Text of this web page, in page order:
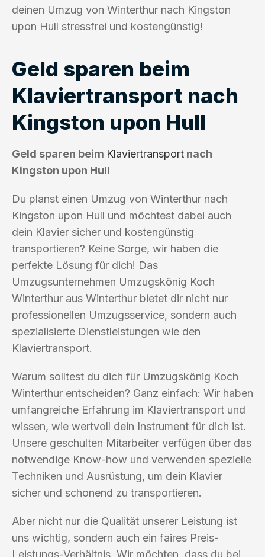
deinen Umzug von Winterthur nach Kingston
upon Hull stressfrei und kostengünstig!
Geld sparen beim
Klaviertransport nach
Kingston upon Hull
Geld sparen beim Klaviertransport nach
Kingston upon Hull
Du planst einen Umzug von Winterthur nach
Kingston upon Hull und möchtest dabei auch
dein Klavier sicher und kostengünstig
transportieren? Keine Sorge, wir haben die
perfekte Lösung für dich! Das
Umzugsunternehmen Umzugskönig Koch
Winterthur aus Winterthur bietet dir nicht nur
professionellen Umzugsservice, sondern auch
spezialisierte Dienstleistungen wie den
Klaviertransport.
Warum solltest du dich für Umzugskönig Koch
Winterthur entscheiden? Ganz einfach: Wir haben
umfangreiche Erfahrung im Klaviertransport und
wissen, wie wertvoll dein Instrument für dich ist.
Unsere geschulten Mitarbeiter verfügen über das
notwendige Know-how und verwenden spezielle
Techniken und Ausrüstung, um dein Klavier
sicher und schonend zu transportieren.
Aber nicht nur die Qualität unserer Leistung ist
uns wichtig, sondern auch ein faires Preis-
Leistungs-Verhältnis. Wir möchten, dass du bei